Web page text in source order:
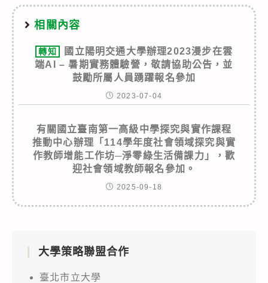
相關內容
轉知
國立陽明交通大學辦理2023漫步在雲
端AI – 暑期實務體驗營，敬請協助公告，並
鼓勵所屬人員踴躍報名參加
2023-07-04
有關國立臺南第一高級中學探究與實作課程
推動中心辦理「114學年度社會領域探究與實
作教師增能工作坊─淨零綠生活備課力」，歡
迎社會領域教師報名參加。
2025-09-18
大學策略聯盟合作
臺北市立大學